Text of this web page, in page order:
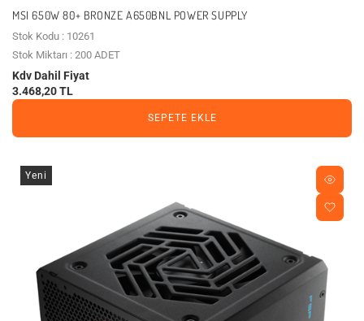
MSI 650W 80+ BRONZE A650BNL POWER SUPPLY
Stok Kodu : 10261
Stok Miktarı : 200 ADET
Kdv Dahil Fiyat
3.468,20 TL
SEPETE EKLE
Yeni